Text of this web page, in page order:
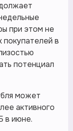
при этом не
в
потенциал
может
активного
в июне.